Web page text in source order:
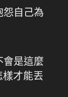
怨自己為
會是這麼
樣才能丟